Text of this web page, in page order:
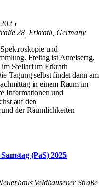
28, Erkrath, Germany
und
Freitag ist Anreisetag,
Stellarium Erkrath
Tagung selbst findet dann am
in einem Raum im
Informationen und
auf den
der Räumlichkeiten
(PaS) 2025
Veldhausener Straße